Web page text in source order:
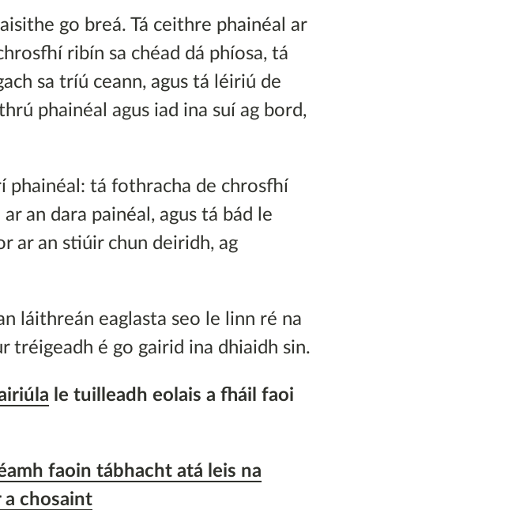
go breá. Tá ceithre phainéal ar
ribín sa chéad dá phíosa, tá
sa tríú ceann, agus tá léiriú de
phainéal agus iad ina suí ag bord,
phainéal: tá fothracha de chrosfhí
an dara painéal, agus tá bád le
ar an stiúir chun deiridh, ag
láithreán eaglasta seo le linn ré na
tréigeadh é go gairid ina dhiaidh sin.
le tuilleadh eolais a fháil faoi
faoin tábhacht atá leis na
a chosaint